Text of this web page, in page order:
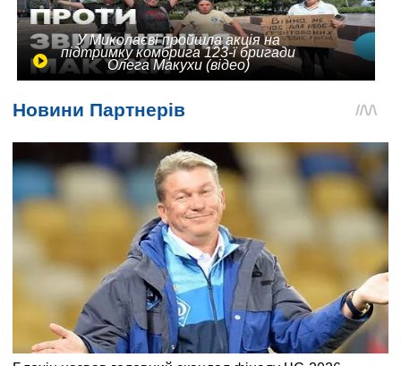
У Миколаєві пройшла акція на
підтримку комбрига 123-ї бригади
Олега Макухи (відео)